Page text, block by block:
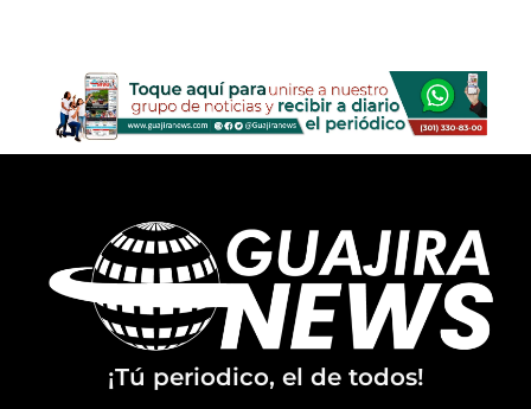
¡Tú periodico, el de todos!